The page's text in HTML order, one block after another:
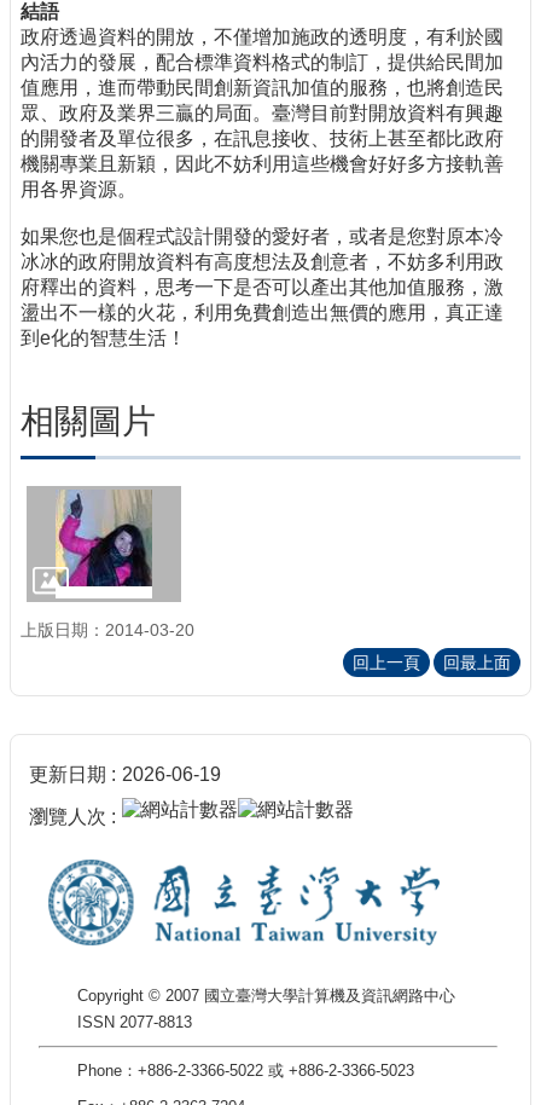
結語
政府透過資料的開放，不僅增加施政的透明度，有利於國
內活力的發展，配合標準資料格式的制訂，提供給民間加
值應用，進而帶動民間創新資訊加值的服務，也將創造民
眾、政府及業界三贏的局面。臺灣目前對開放資料有興趣
的開發者及單位很多，在訊息接收、技術上甚至都比政府
機關專業且新穎，因此不妨利用這些機會好好多方接軌善
用各界資源。
如果您也是個程式設計開發的愛好者，或者是您對原本冷
冰冰的政府開放資料有高度想法及創意者，不妨多利用政
府釋出的資料，思考一下是否可以產出其他加值服務，激
盪出不一樣的火花，利用免費創造出無價的應用，真正達
到e化的智慧生活！
相關圖片
上版日期：2014-03-20
回上一頁
回最上面
更新日期 2026-06-19
瀏覽人次
Copyright © 2007 國立臺灣大學計算機及資訊網路中心
ISSN 2077-8813
Phone：+886-2-3366-5022 或 +886-2-3366-5023